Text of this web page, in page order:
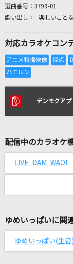
リア
真・運命
アルバ
FOMARE
山口百恵
朧
選曲番号： 3799-01
楽しいこと
対応カラオケコン
デンモクアプ
配信中のカラオケ
LIVE DAM WAO!
ゆめいっぱいに関
ゆめいっぱい(生音)